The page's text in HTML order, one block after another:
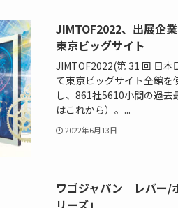
JIMTOF2022、出展企
東京ビッグサイト
JIMTOF2022(第 31 回 日
て東京ビッグサイト全館
し、861社5610小間の過去
はこれから）。...
2022年6月13日
ワゴジャパン レバー/